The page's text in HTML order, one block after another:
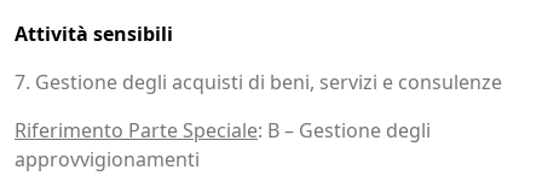
Attività sensibili
7. Gestione degli acquisti di beni, servizi e consulenze
Riferimento Parte Speciale: B – Gestione degli
approvvigionamenti